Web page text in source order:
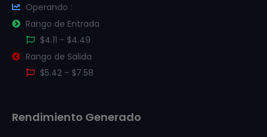
Operando :
Rango de Entrada
$4.11 - $4.49
Rango de Salida
$5.42 - $7.58
Rendimiento Generado